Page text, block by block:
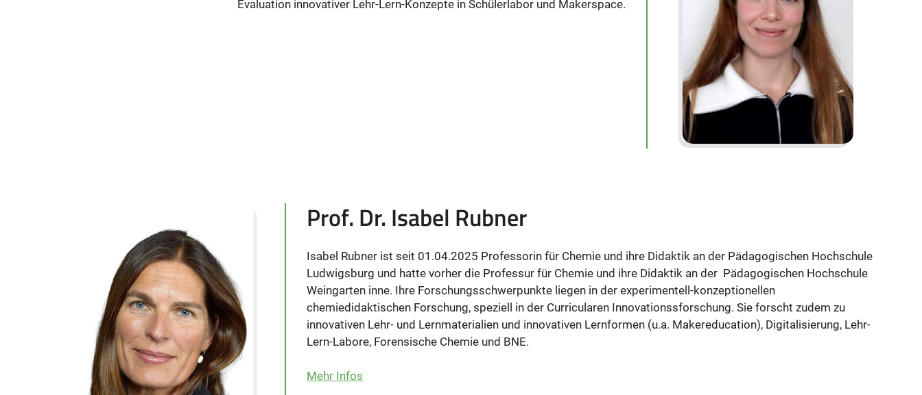
Evaluation innovativer Lehr-Lern-Konzepte in Schülerlabor und Makerspace.
Prof. Dr. Isabel Rubner
Isabel Rubner ist seit 01.04.2025 Professorin für Chemie und ihre Didaktik an der Pädagogischen Hochschule
Ludwigsburg und hatte vorher die Professur für Chemie und ihre Didaktik an der Pädagogischen Hochschule
Weingarten inne. Ihre Forschungsschwerpunkte liegen in der experimentell-konzeptionellen
chemiedidaktischen Forschung, speziell in der Curricularen Innovationssforschung. Sie forscht zudem zu
innovativen Lehr- und Lernmaterialien und innovativen Lernformen (u.a. Makereducation), Digitalisierung, Lehr-
Lern-Labore, Forensische Chemie und BNE.
Mehr Infos